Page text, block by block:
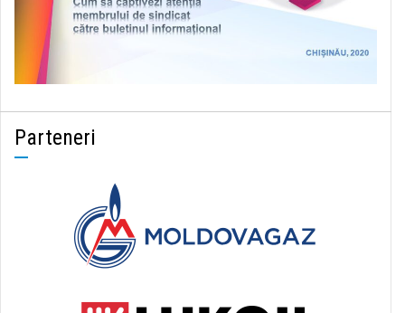
Parteneri